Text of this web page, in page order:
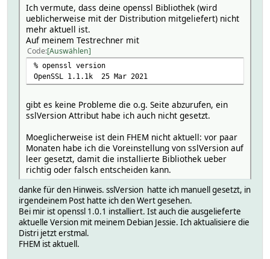
reading01Name Spruch
reading01Regex
\n.*\n\s*(.*)[.].*<\/a>
room Versuche
sslVersion
userReadings row1 {
row2 { flowText(ReadingsVal($NAME,"Spruch",""),4,2)},
row3 { flowText(ReadingsVal($NAME,"Spruch",""),4,3)},
row5 { flowText(ReadingsVal($NAME,"Spruch",""),4,5)}
Ich vermute, dass deine openssl Bibliothek (wird
ueblicherweise mit der Distribution mitgeliefert) nicht
mehr aktuell ist.
Auf meinem Testrechner mit
Code Auswählen
% openssl version
OpenSSL 1.1.1k 25 Mar 2021
gibt es keine Probleme die o.g. Seite abzurufen, ein
sslVersion Attribut habe ich auch nicht gesetzt.
Moeglicherweise ist dein FHEM nicht aktuell: vor paar
Monaten habe ich die Voreinstellung von sslVersion auf
leer gesetzt, damit die installierte Bibliothek ueber
richtig oder falsch entscheiden kann.
danke für den Hinweis. sslVersion hatte ich manuell gesetzt, in
irgendeinem Post hatte ich den Wert gesehen.
Bei mir ist openssl 1.0.1 installiert. Ist auch die ausgelieferte
aktuelle Version mit meinem Debian Jessie. Ich aktualisiere die
Distri jetzt erstmal.
FHEM ist aktuell.